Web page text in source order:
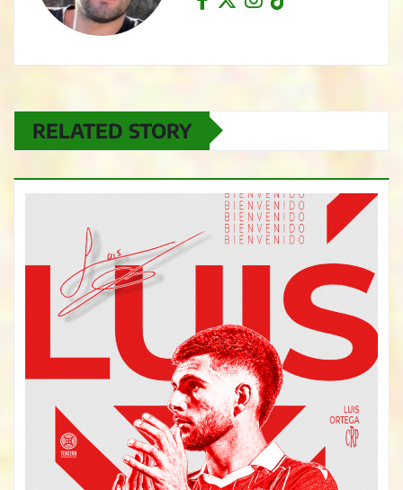
RELATED STORY